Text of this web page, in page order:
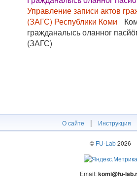
Управление записи актов
(ЗАГС) Республики Коми
гражданалысь оланног
(ЗАГС)
О сайте | Инструкция
© FU-Lab2026
Email:komi@fu-